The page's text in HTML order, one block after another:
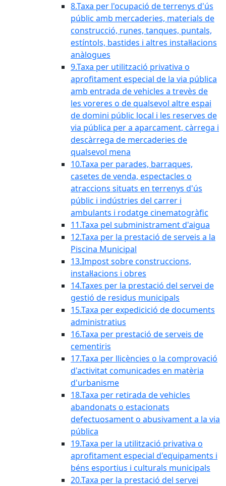
8.Taxa per l'ocupació de terrenys d'ús
públic amb mercaderies, materials de
construcció, runes, tanques, puntals,
estíntols, bastides i altres instal·lacions
anàlogues
9.Taxa per utilització privativa o
aprofitament especial de la via pública
amb entrada de vehicles a trevès de
les voreres o de qualsevol altre espai
de domini públic local i les reserves de
via pública per a aparcament, càrrega i
descàrrega de mercaderies de
qualsevol mena
10.Taxa per parades, barraques,
casetes de venda, espectacles o
atraccions situats en terrenys d'ús
públic i indústries del carrer i
ambulants i rodatge cinematogràfic
11.Taxa pel subministrament d'aigua
12.Taxa per la prestació de serveis a la
Piscina Municipal
13.Impost sobre construccions,
instal·lacions i obres
14.Taxes per la prestació del servei de
gestió de residus municipals
15.Taxa per expedicició de documents
administratius
16.Taxa per prestació de serveis de
cementiris
17.Taxa per llicències o la comprovació
d'activitat comunicades en matèria
d'urbanisme
18.Taxa per retirada de vehicles
abandonats o estacionats
defectuosament o abusivament a la via
pública
19.Taxa per la utilització privativa o
aprofitament especial d'equipaments i
béns esportius i culturals municipals
20.Taxa per la prestació del servei